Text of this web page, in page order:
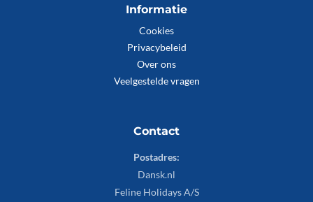
Informatie
Cookies
Privacybeleid
Over ons
Veelgestelde vragen
Contact
Postadres:
Dansk.nl
Feline Holidays A/S